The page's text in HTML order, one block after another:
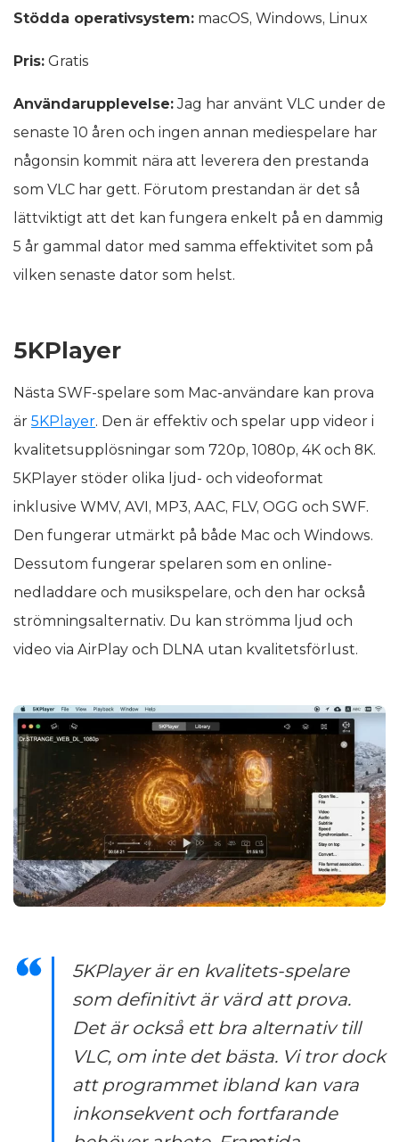
Stödda operativsystem: macOS, Windows, Linux
Pris: Gratis
Användarupplevelse:Jag har använt VLC under de
senaste 10 åren och ingen annan mediespelare har
någonsin kommit nära att leverera den prestanda
som VLC har gett. Förutom prestandan är det så
lättviktigt att det kan fungera enkelt på en dammig
5 år gammal dator med samma effektivitet som på
vilken senaste dator som helst.
5KPlayer
Nästa SWF-spelare som Mac-användare kan prova
är 5KPlayer. Den är effektiv och spelar upp videor i
kvalitetsupplösningar som 720p, 1080p, 4K och 8K.
5KPlayer stöder olika ljud- och videoformat
inklusive WMV, AVI, MP3, AAC, FLV, OGG och SWF.
Den fungerar utmärkt på både Mac och Windows.
Dessutom fungerar spelaren som en online-
nedladdare och musikspelare, och den har också
strömningsalternativ. Du kan strömma ljud och
video via AirPlay och DLNA utan kvalitetsförlust.
5KPlayer är en kvalitets-spelare
som definitivt är värd att prova.
Det är också ett bra alternativ till
VLC, om inte det bästa. Vi tror dock
att programmet ibland kan vara
inkonsekvent och fortfarande